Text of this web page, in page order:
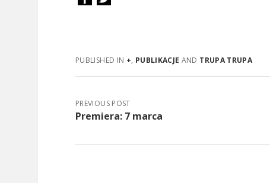
PUBLISHED IN +, PUBLIKACJE AND TRUPA TRUPA
PREVIOUS POST
Premiera: 7 marca